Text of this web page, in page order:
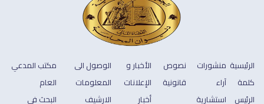
الرئيسية
كلمة
الرئيس
منشورات
آراء
استشارية
نصوص
قانونية
الأخبار و
الإعلانات
أخبار
الوصول الى
المعلومات
الارشيف
مكتب المدعي
العام
البحث في